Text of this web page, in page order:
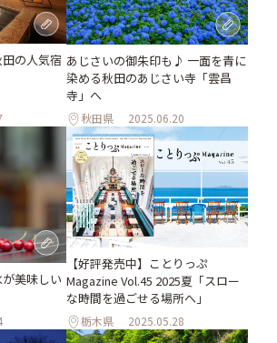
の人気宿 あじさいの御朱印も♪ 一面を青に
染める秋田のあじさい寺「雲昌
寺」へ
秋田県 2025.06.20
美味しい
【好評発売中】ことりっぷ
Magazine Vol.45 2025夏「スロー
な時間を過ごせる場所へ」
栃木県 2025.05.28